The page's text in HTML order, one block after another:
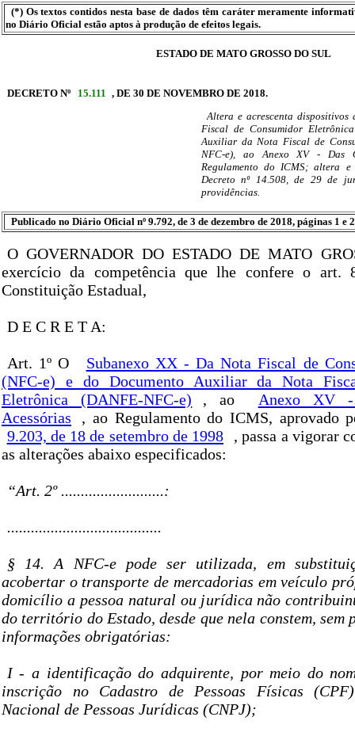
(*) Os textos contidos nesta base de dados têm caráter meramente
no Diário Oficial estão aptos à produção de efeitos legais.
ESTADO DE MATO GROSSO DO SUL
DECRETO Nº 15.111 , DE 30 DE NOVEMBRO DE 2018.
Altera e acrescenta
Fiscal de Consumidor
Auxiliar da Nota Fiscal de
NFC-e), ao Anexo XV - Das
Regulamento do ICMS; altera e
Decreto nº 14.508, de 29 de
providências.
Publicado no Diário Oficial nº 9.792, de 3 de dezembro de 2018, páginas 1 e
O GOVERNADOR DO ESTADO DE MATO
exercício da competência que lhe confere o
Constituição Estadual,
D E C R E T A:
Art. 1º O
Subanexo XX - Da Nota Fiscal de
(NFC-e) e do Documento Auxiliar da Nota
Eletrônica (DANFE-NFC-e)
, ao
Anexo XV -
Acessórias
, ao Regulamento do ICMS, aprovado
9.203, de 18 de setembro de 1998
, passa a vigorar
as alterações abaixo especificados:
“Art. 2º ..........................:
.......................................
§ 14. A NFC-e pode ser utilizada, em
acobertar o transporte de mercadorias em veículo
domicílio a pessoa natural ou jurídica não
do território do Estado, desde que nela constem, sem
informações obrigatórias:
I - a identificação do adquirente, por meio do
inscrição no Cadastro de Pessoas Físicas
Nacional de Pessoas Jurídicas (CNPJ);